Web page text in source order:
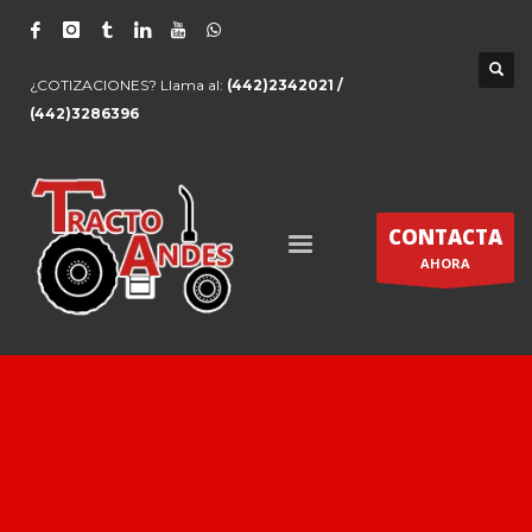
¿COTIZACIONES? Llama al: (442)2342021 /
(442)3286396
CONTACTA
AHORA